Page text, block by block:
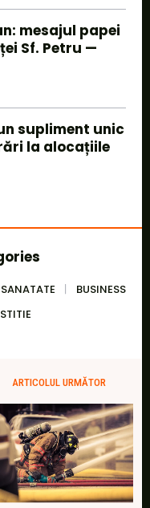
mesajul papei
Sf. Petru —
supliment unic
la alocațiile
SANATATE
BUSINESS
ARTICOLUL URMĂTOR